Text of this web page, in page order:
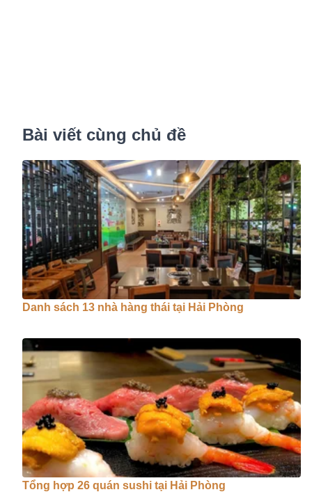
Bài viết cùng chủ đề
Danh sách 13 nhà hàng thái tại Hải Phòng
Tổng hợp 26 quán sushi tại Hải Phòng